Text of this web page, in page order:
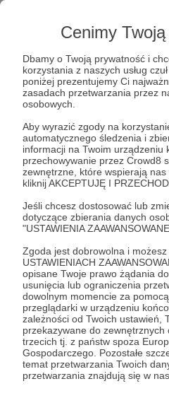
Cenimy
Dbamy o Twoją prywatność i
korzystania z naszych usług
poniżej prezentujemy Ci
zasadach przetwarzania przez
osobowych.
Aby wyrazić zgody na
automatycznego śledzenia i
informacji na Twoim urządzeniu
przechowywanie przez Crowd8
zewnętrzne, które wspierają nas
kliknij AKCEPTUJĘ I
Jeśli chcesz dostosować lub
dotyczące zbierania danych
"USTAWIENIA
Zgoda jest dobrowolna i
USTAWIENIACH
opisane Twoje prawo żądania
usunięcia lub ograniczenia
dowolnym momencie za
przeglądarki w urządzeniu
zależności od Twoich ustawień,
przekazywane do
trzecich tj. z państw spoza
Gospodarczego. Pozostałe
temat przetwarzania Twoich
przetwarzania znajdują się w
50 zł
🐿️ W naszym ośrodku dla
jeszcze bardzo dużej ilości
możemy kupić klatkę dla
którą ktoś znalazł bez
oseska! 🐿️
My chcemy ją odkarmić,
przyjdzie czas wypuścić
dziękujemy Ci bardzo za to!
W ramach podziękowań
patrona, dostaniesz od
zgodą, oficjalne
do tego kubek z naszym
Pomagajmy razem! ♥️